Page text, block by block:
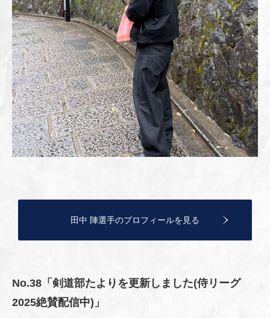
田中 陣選手のプロフィールを見る
No.38「剣道部たよりを更新しました(侍リーグ
2025絶賛配信中)」